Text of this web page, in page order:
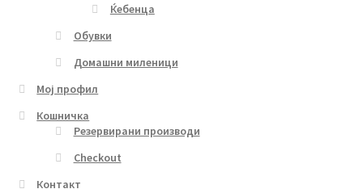
Ќебенца
Обувки
Домашни миленици
Мој профил
Кошничка
Резервирани производи
Checkout
Контакт